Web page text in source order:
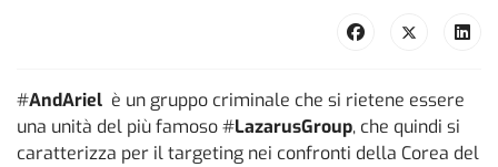
#AndAriel è un gruppo criminale che si rietene essere
una unità del più famoso #LazarusGroup, che quindi si
caratterizza per il targeting nei confronti della Corea del